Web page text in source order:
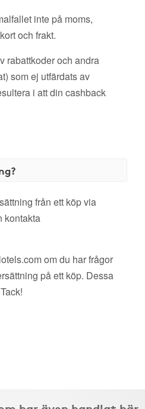
inte på moms,
och frakt.
rabattkoder och andra
som ej utfärdats av
i att din cashback
från ett köp via
kontakta
om du har frågor
på ett köp. Dessa